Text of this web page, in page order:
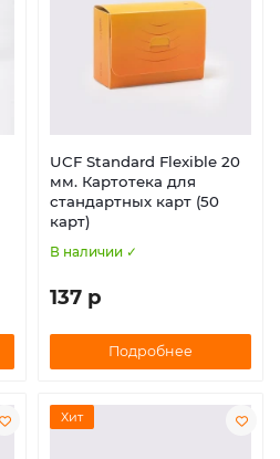
UCF Standard Flexible 20
мм. Картотека для
стандартных карт (50
карт)
В наличии ✓
137 р
Подробнее
Хит